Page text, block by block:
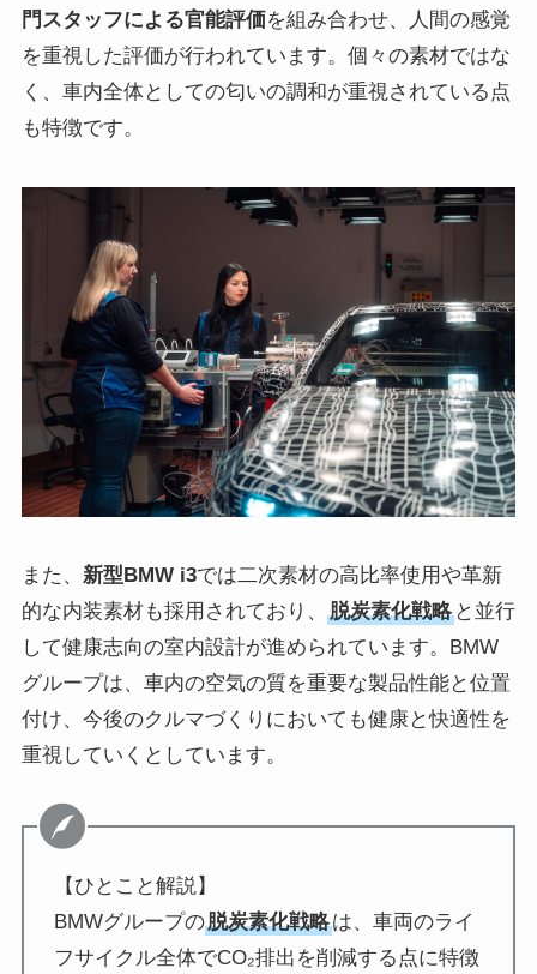
門スタッフによる官能評価を組み合わせ、人間の感覚
を重視した評価が行われています。個々の素材ではな
く、車内全体としての匂いの調和が重視されている点
も特徴です。
また、 新型BMW i3では二次素材の高比率使用や革新
的な内装素材も採用されており、
脱炭素化戦略と並行
して健康志向の室内設計が進められています。BMW
グループは、車内の空気の質を重要な製品性能と位置
付け、今後のクルマづくりにおいても健康と快適性を
重視していくとしています。
【ひとこと解説】
BMWグループの脱炭素化戦略は、車両のライ
フサイクル全体でCO₂排出を削減する点に特徴